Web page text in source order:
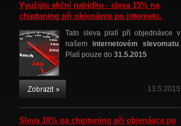
Využijte akční nabídku - sleva 15% na
chiptuning při objenávce po internetu.
Tato sleva platí při objednávce v
našem internetovém slevomatu.
Platí pouze do 31.5.2015
13.5.2015
Sleva 10% na chiptuning při objenávce po